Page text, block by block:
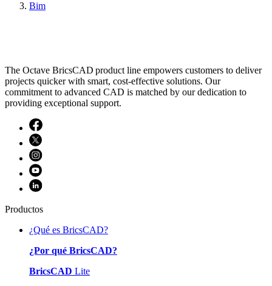
Bim
The Octave BricsCAD product line empowers customers to deliver
projects quicker with smart, cost-effective solutions. Our
commitment to advanced CAD is matched by our dedication to
providing exceptional support.
Productos
¿Qué es BricsCAD?
¿Por qué BricsCAD?
BricsCAD Lite